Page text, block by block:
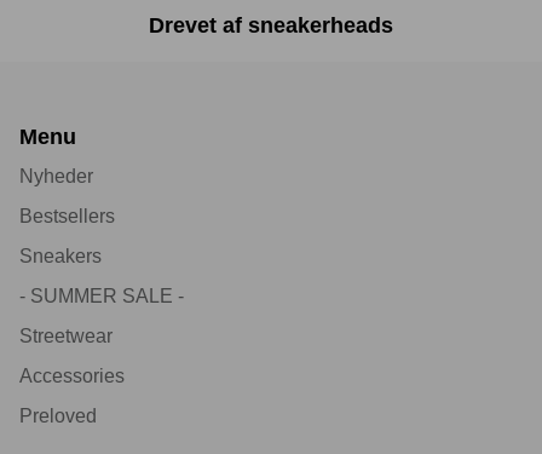
Drevet af sneakerheads
Menu
Nyheder
Bestsellers
Sneakers
- SUMMER SALE -
Streetwear
Accessories
Preloved